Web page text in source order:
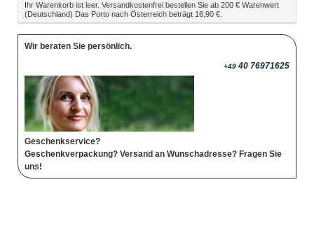
Ihr Warenkorb ist leer. Versandkostenfrei bestellen Sie ab 200 € Warenwert
(Deutschland) Das Porto nach Österreich beträgt 16,90 €.
Wir beraten Sie persönlich.
+49 40 76971625
Geschenkservice?
Geschenkverpackung? Versand an Wunschadresse? Fragen Sie
uns!